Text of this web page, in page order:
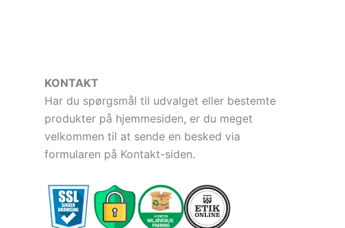
KONTAKT
Har du spørgsmål til udvalget eller bestemte
produkter på hjemmesiden, er du meget
velkommen til at sende en besked via
formularen på Kontakt-siden.